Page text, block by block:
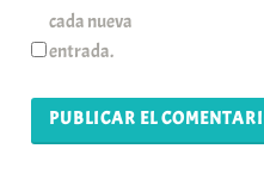
cada nueva
entrada.